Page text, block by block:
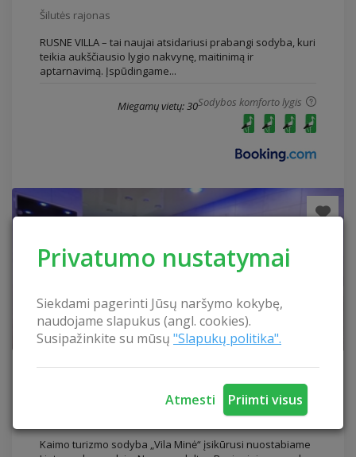
Privatumo nustatymai
Siekdami pagerinti Jūsų naršymo kokybę,
naudojame slapukus (angl. cookies).
Susipažinkite su mūsų "Slapukų politika".
Atmesti Priimti visus
Šilutės rajonas
RUSNE VILLA – tai naujai atsidariusi prabangi sodyba, kuri
teikia aukščiausio lygio nakvynę, maitinimą ir
aptarnavimą. Įspūdingame...
Sodybos komforto lygis
Miegamų vietų: 30
Sodyba "Minė"
Sodyba „Vila Minė“
Kaimo turizmo sodyba „Vila Minė“ įsikūrusi nuostabiame